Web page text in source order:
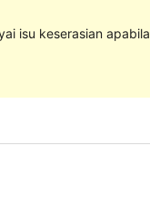
isu keserasian apabila